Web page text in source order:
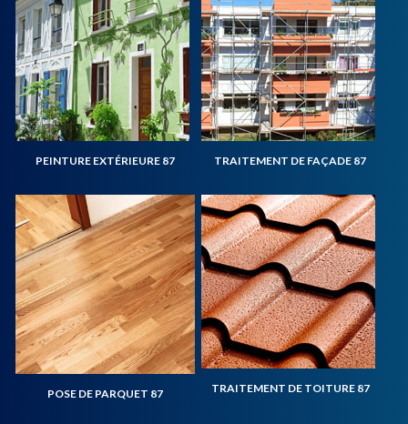
PEINTURE EXTÉRIEURE 87 TRAITEMENT DE FAÇADE 87
POSE DE PARQUET 87 TRAITEMENT DE TOITURE 87